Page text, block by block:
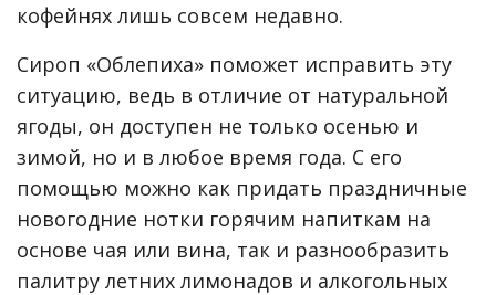
кофейнях лишь совсем недавно.
Сироп «Облепиха» поможет исправить эту
ситуацию, ведь в отличие от натуральной
ягоды, он доступен не только осенью и
зимой, но и в любое время года. С его
помощью можно как придать праздничные
новогодние нотки горячим напиткам на
основе чая или вина, так и разнообразить
палитру летних лимонадов и алкогольных